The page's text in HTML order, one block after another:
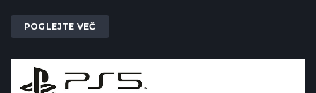
POGLEJTE VEČ